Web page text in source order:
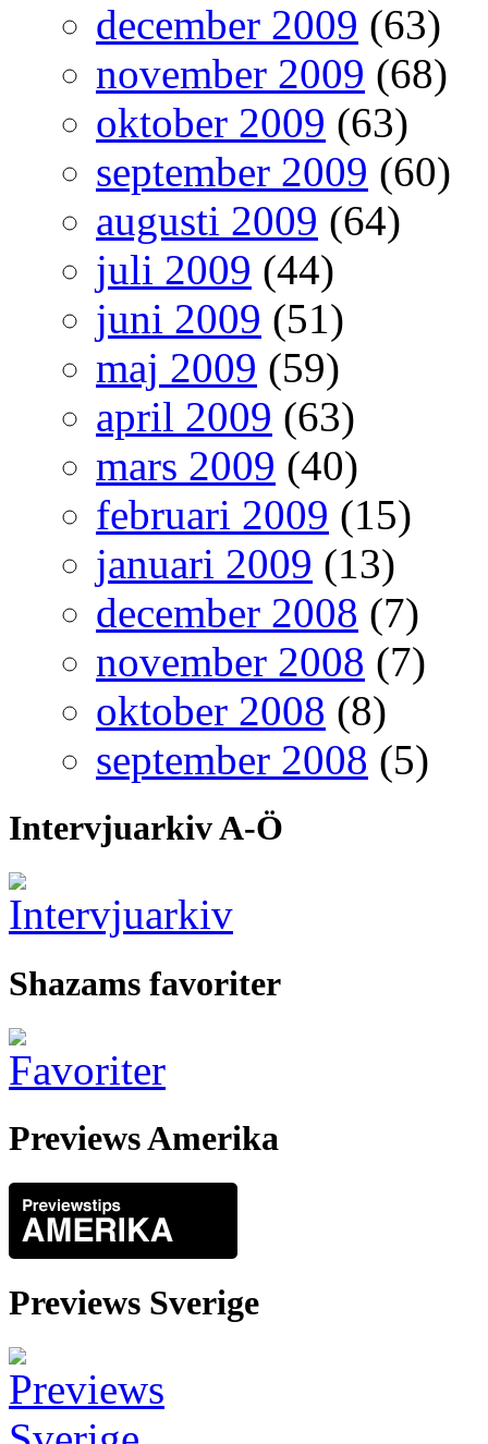
december 2009 (63)
november 2009 (68)
oktober 2009 (63)
september 2009 (60)
augusti 2009 (64)
juli 2009 (44)
juni 2009 (51)
maj 2009 (59)
april 2009 (63)
mars 2009 (40)
februari 2009 (15)
januari 2009 (13)
december 2008 (7)
november 2008 (7)
oktober 2008 (8)
september 2008 (5)
Intervjuarkiv A-Ö
Shazams favoriter
Previews Amerika
Previews Sverige